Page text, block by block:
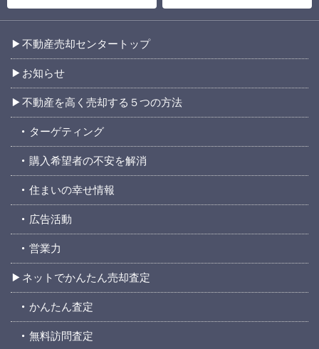
不動産売却センタートップ
お知らせ
不動産を高く売却する５つの方法
ターゲティング
購入希望者の不安を解消
住まいの幸せ情報
広告活動
営業力
ネットでかんたん売却査定
かんたん査定
無料訪問査定